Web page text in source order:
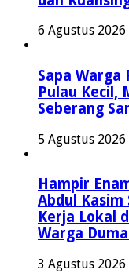
6 Agustus 2026
Sapa Warga
Pulau Kecil,
Seberang
5 Agustus 2026
Hampir
Abdul
Kerja Lokal
Warga
3 Agustus 2026